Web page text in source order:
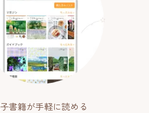
書籍が手軽に読める